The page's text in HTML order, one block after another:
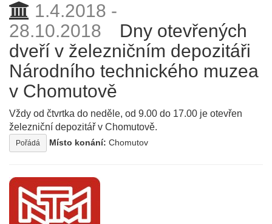
1.4.2018 -
28.10.2018
Dny otevřených
dveří v železničním depozitáři
Národního technického muzea
v Chomutově
Vždy od čtvrtka do neděle, od 9.00 do 17.00 je otevřen
železniční depozitář v Chomutově.
Pořádá Místo konání: Chomutov